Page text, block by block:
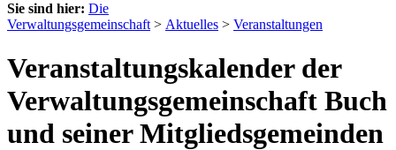
Sie sind hier: Die
Verwaltungsgemeinschaft > Aktuelles > Veranstaltungen
Veranstaltungskalender der
Verwaltungsgemeinschaft Buch
und seiner Mitgliedsgemeinden